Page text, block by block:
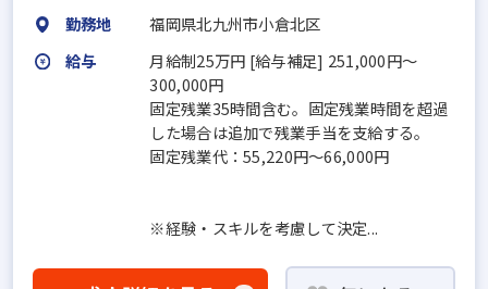
勤務地
福岡県北九州市小倉北区
給与
月給制25万円 [給与補足] 251,000円～
300,000円
固定残業35時間含む。固定残業時間を超過
した場合は追加で残業手当を支給する。
固定残業代：55,220円～66,000円
※経験・スキルを考慮して決定...